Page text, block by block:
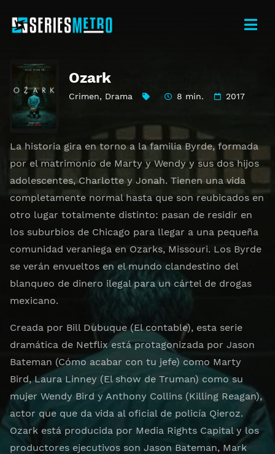
Ozark
Crimen, Drama 8 min. 2017
La historia gira en torno a la familia Byrde, formada
por el matrimonio de Marty y Wendy y sus dos hijos
adolescentes, Charlotte y Jonah. Tienen una vida
completamente normal hasta que son reubicados en
otro lugar totalmente distinto: pasan de residir en
los suburbios de Chicago para llegar a una pequeña
comunidad veraniega en Ozarks, Missouri. Los Byrde
se verán envueltos en el mundo clandestino del
blanqueo de dinero ilegal para un cártel de drogas
mexicano.
Creada por Bill Dubuque (El contable), esta serie
dramática de Netflix está protagonizada por Jason
Bateman (Cómo acabar con tu jefe) como Marty
Bird, Laura Linney (El show de Truman) como su
mujer Wendy Bird y Anthony Collins (Killing Reagan),
actor que que da vida al oficial de policía Qieroz.
Ozark está producida por Media Rights Capital y los
productores ejecutivos son Jason Bateman, Mark